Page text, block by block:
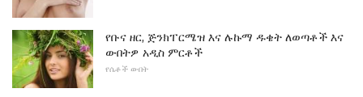
የቡና ዘር, ጅንክፐርሜዝ እና ሉኩማ ዱቄት ለወጣቶች እና
ውበትዎ አዲስ ምርቶች
የሴቶች ውበት